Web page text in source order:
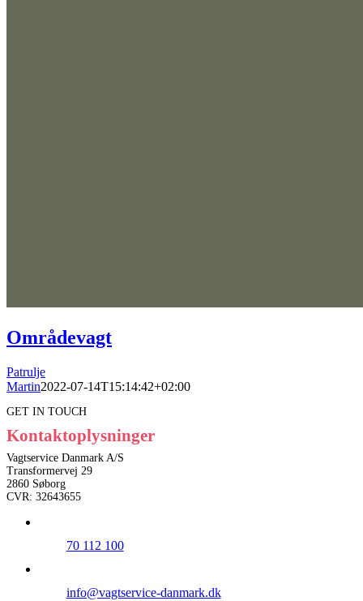
Områdevagt
Patrulje
Martin2022-07-14T15:14:42+02:00
GET IN TOUCH
Kontaktoplysninger
Vagtservice Danmark A/S
Transformervej 29
2860 Søborg
CVR: 32643655
70 112 100
info@vagtservice-danmark.dk